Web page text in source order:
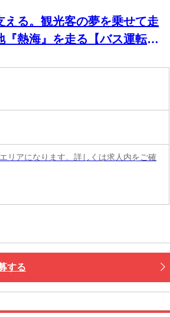
える。観光客の夢を乗せて走
熱海』を走る【バス運転
リアになります。詳しくは求人内をご確
する